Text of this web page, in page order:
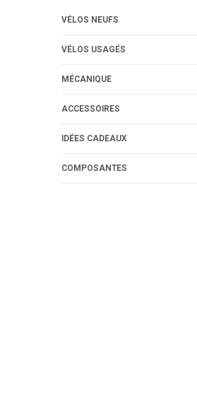
VÉLOS NEUFS
VÉLOS USAGÉS
MÉCANIQUE
ACCESSOIRES
IDÉES CADEAUX
COMPOSANTES